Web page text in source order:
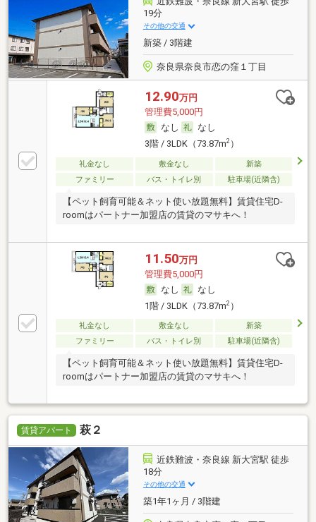
19分
その他の交通
新築 / 3階建
奈良県奈良市恋の窪１丁目
12.90万円
管理費5,000円
なし
なし
3階 / 3LDK（73.87m2）
礼金なし 敷金なし
新築
ファミリー
バス・トイレ別 駐車場(近隣含)
【ペット飼育可能＆ネット使い放題無料】賃貸住宅D-
roomはパートナー加盟店の賃貸のマサキへ！
11.50万円
管理費5,000円
なし
なし
1階 / 3LDK（73.87m2）
礼金なし 敷金なし
新築
ファミリー
バス・トイレ別 駐車場(近隣含)
【ペット飼育可能＆ネット使い放題無料】賃貸住宅D-
roomはパートナー加盟店の賃貸のマサキへ！
賃貸アパート 萩２
近鉄難波・奈良線 新大宮駅 徒歩
18分
その他の交通
築1年1ヶ月 / 3階建